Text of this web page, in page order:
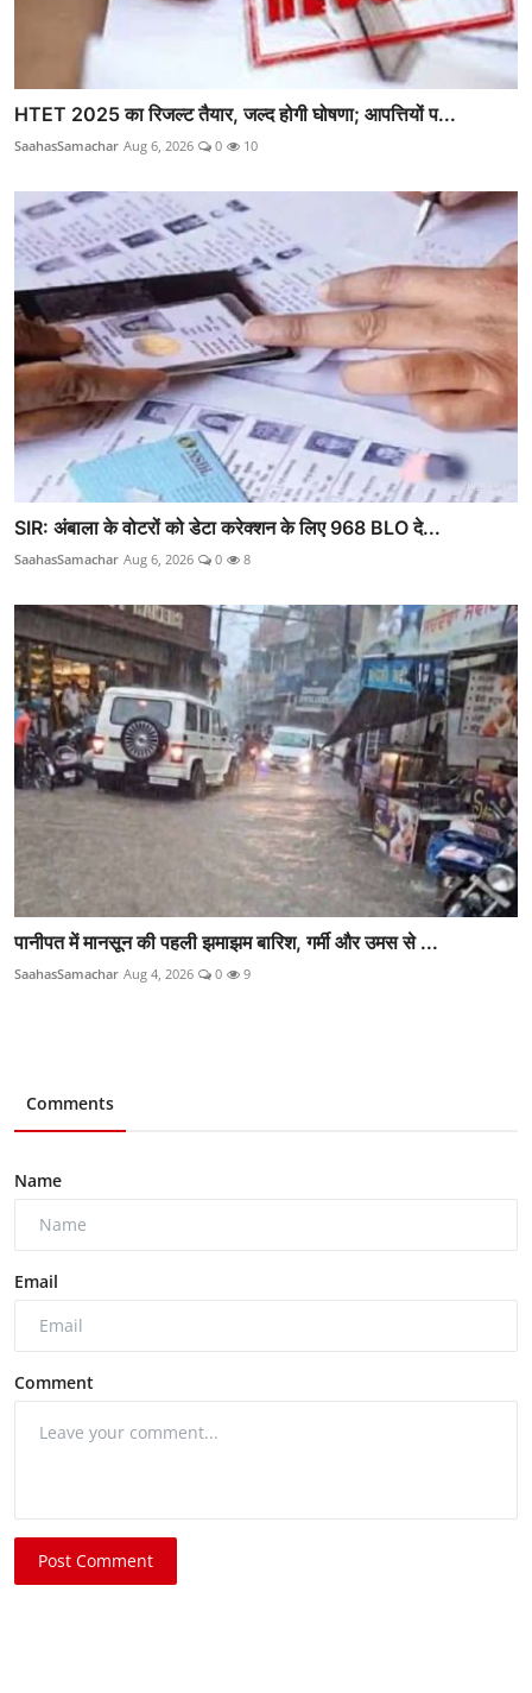
HTET 2025 का रिजल्ट तैयार, जल्द होगी घोषणा; आपत्तियों प...
SaahasSamachar Aug 6, 2026 0 10
SIR: अंबाला के वोटरों को डेटा करेक्शन के लिए 968 BLO दे...
SaahasSamachar Aug 6, 2026 0 8
पानीपत में मानसून की पहली झमाझम बारिश, गर्मी और उमस से ...
SaahasSamachar Aug 4, 2026 0 9
Comments
Name
Email
Comment
Post Comment